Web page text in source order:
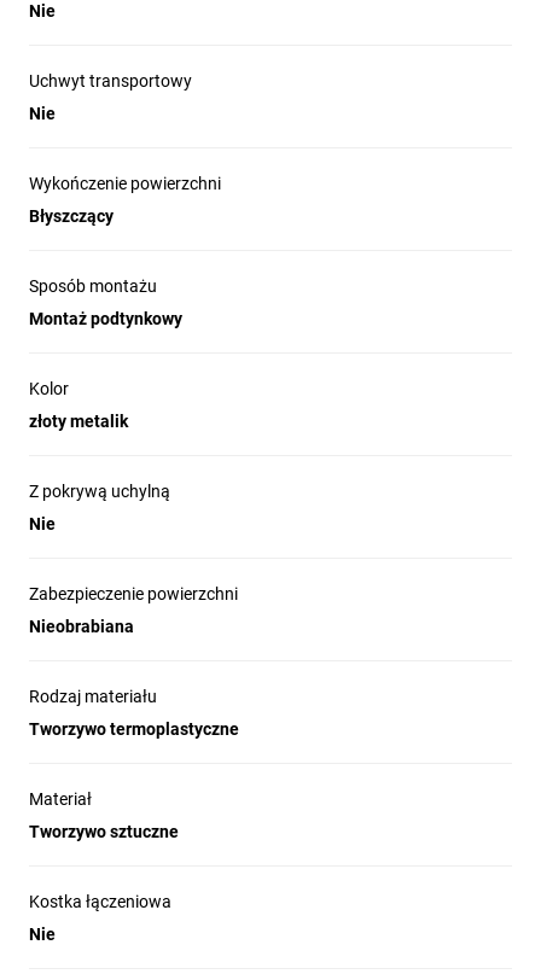
Nie
Uchwyt transportowy
Nie
Wykończenie powierzchni
Błyszczący
Sposób montażu
Montaż podtynkowy
Kolor
złoty metalik
Z pokrywą uchylną
Nie
Zabezpieczenie powierzchni
Nieobrabiana
Rodzaj materiału
Tworzywo termoplastyczne
Materiał
Tworzywo sztuczne
Kostka łączeniowa
Nie